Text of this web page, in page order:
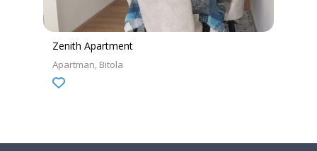
Zenith Apartment
Apartman Bitola